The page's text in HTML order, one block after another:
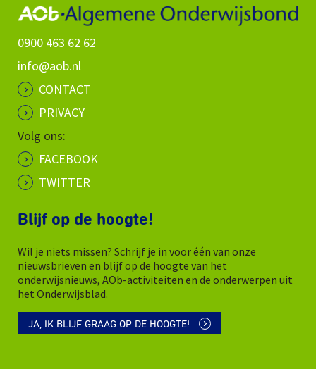
0900 463 62 62
info@aob.nl
CONTACT
PRIVACY
Volg ons:
FACEBOOK
TWITTER
Blijf op de hoogte!
Wil je niets missen? Schrijf je in voor één van onze
nieuwsbrieven en blijf op de hoogte van het
onderwijsnieuws, AOb-activiteiten en de onderwerpen uit
het Onderwijsblad.
JA, IK BLIJF GRAAG OP DE HOOGTE!